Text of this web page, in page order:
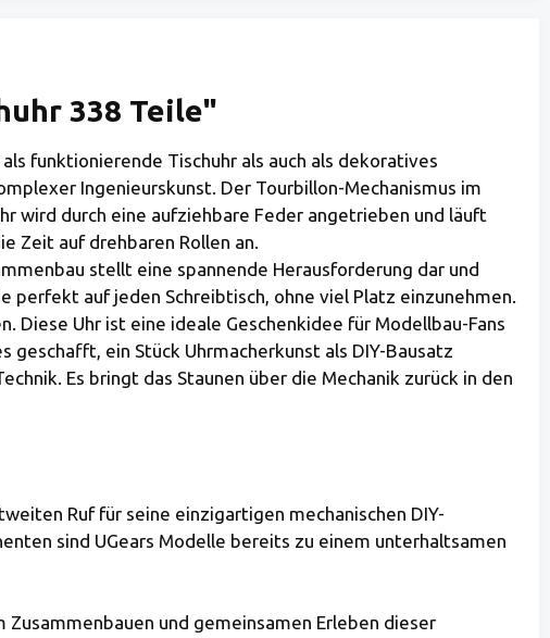
338 Teile"
funktionierende Tischuhr als auch als dekoratives
Ingenieurskunst. Der Tourbillon-Mechanismus im
wird durch eine aufziehbare Feder angetrieben und läuft
Zeit auf drehbaren Rollen an.
stellt eine spannende Herausforderung dar und
perfekt auf jeden Schreibtisch, ohne viel Platz einzunehmen.
Diese Uhr ist eine ideale Geschenkidee für Modellbau-Fans
ein Stück Uhrmacherkunst als DIY-Bausatz
Es bringt das Staunen über die Mechanik zurück in den
Ruf für seine einzigartigen mechanischen DIY-
sind UGears Modelle bereits zu einem unterhaltsamen
und gemeinsamen Erleben dieser